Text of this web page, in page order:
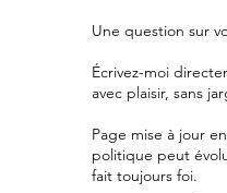
Une question sur
Écrivez-moi
avec plaisir, sans
Page mise à jour
politique peut
fait toujours foi.